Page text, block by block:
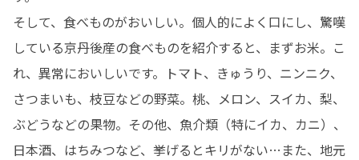
そして、食べものがおいしい。個人的によく口にし、驚嘆
している京丹後産の食べものを紹介すると、まずお米。こ
れ、異常においしいです。トマト、きゅうり、ニンニク、
さつまいも、枝豆などの野菜。桃、メロン、スイカ、梨、
ぶどうなどの果物。その他、魚介類（特にイカ、カニ）、
日本酒、はちみつなど、挙げるとキリがない…また、地元